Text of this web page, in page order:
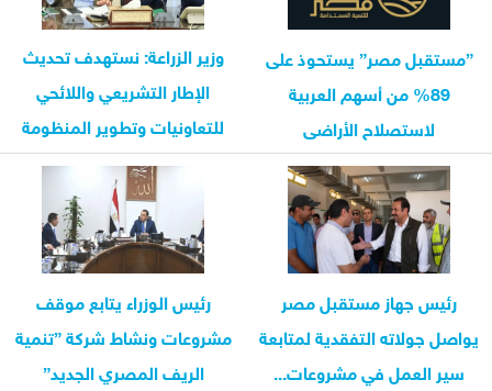
”مستقبل مصر” يستحوذ على
89% من أسهم العربية
لاستصلاح الأراضى
وزير الزراعة: نستهدف تحديث
الإطار التشريعي واللائحي
للتعاونيات وتطوير المنظومة
الزراعية وتفعيل...
رئيس جهاز مستقبل مصر
يواصل جولاته التفقدية لمتابعة
سير العمل في مشروعات...
رئيس الوزراء يتابع موقف
مشروعات ونشاط شركة ”تنمية
الريف المصري الجديد”